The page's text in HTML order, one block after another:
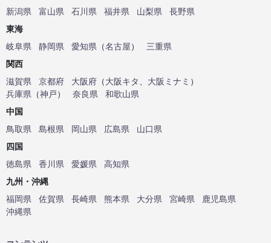
新潟県
富山県 石川県 福井県 山梨県
長野県
東海
岐阜県
静岡県 愛知県 （名古屋）
三重県
関西
滋賀県
京都府 大阪府 （大阪キタ 大阪ミナミ ）
兵庫県 （神戸） 奈良県
和歌山県
中国
鳥取県
島根県 岡山県 広島県
山口県
四国
徳島県
香川県 愛媛県
高知県
九州・沖縄
福岡県
佐賀県 長崎県 熊本県 大分県 宮崎県
鹿児島県
沖縄県